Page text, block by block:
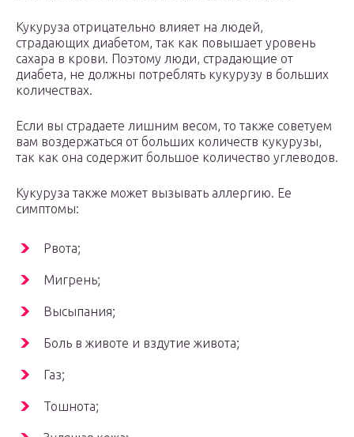
Кукуруза отрицательно влияет на людей,
страдающих диабетом, так как повышает уровень
сахара в крови. Поэтому люди, страдающие от
диабета, не должны потреблять кукурузу в больших
количествах.
Если вы страдаете лишним весом, то также советуем
вам воздержаться от больших количеств кукурузы,
так как она содержит большое количество углеводов.
Кукуруза также может вызывать аллергию. Ее
симптомы:
Рвота;
Мигрень;
Высыпания;
Боль в животе и вздутие живота;
Газ;
Тошнота;